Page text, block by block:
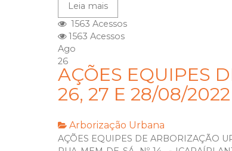
Leia mais
1563 Acessos
1563 Acessos
Ago
26
AÇÕES EQUIPES
26, 27 E 28/08/2022
Arborização Urbana
AÇÕES EQUIPES DE ARBORIZAÇÃO